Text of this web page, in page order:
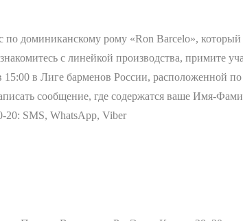
доминиканскому рому «Ron Barcelo», который
с линейкой производства, примите
15:00 в Лиге барменов России, расположенной
сообщение, где содержатся ваше Имя-
20: SMS, WhatsApp, Viber